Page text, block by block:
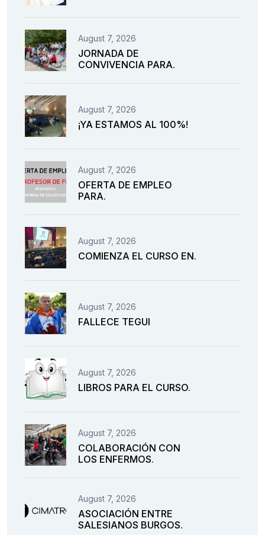
August 7, 2026
JORNADA DE
CONVIVENCIA PARA.
August 7, 2026
¡YA ESTAMOS AL 100%!
August 7, 2026
OFERTA DE EMPLEO
PARA.
August 7, 2026
COMIENZA EL CURSO EN.
August 7, 2026
FALLECE TEGUI
August 7, 2026
LIBROS PARA EL CURSO.
August 7, 2026
COLABORACIÓN CON
LOS ENFERMOS.
August 7, 2026
ASOCIACIÓN ENTRE
SALESIANOS BURGOS.